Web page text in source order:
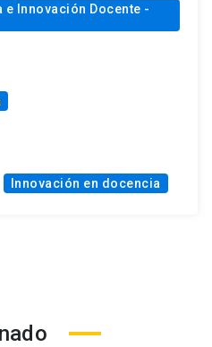
e Innovación Docente -
Innovación en docencia